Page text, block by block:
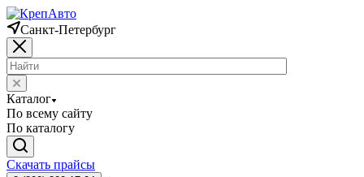
Санкт-Петербург
Каталог
По всему сайту
По каталогу
Скачать прайсы